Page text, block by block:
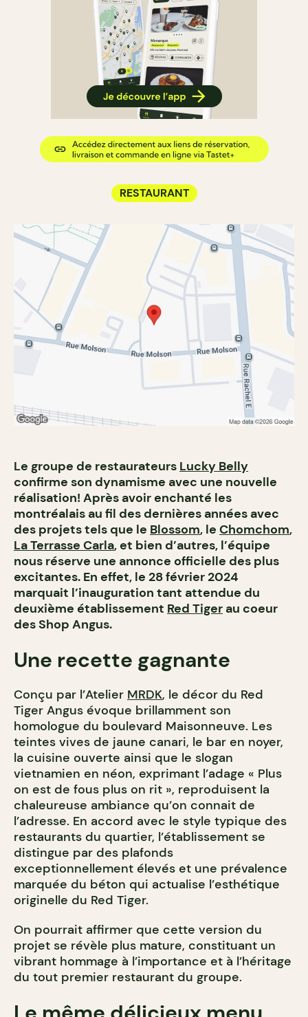
RESTAURANT
Le groupe de restaurateurs Lucky Belly
confirme son dynamisme avec une nouvelle
réalisation! Après avoir enchanté les
montréalais au fil des dernières années avec
des projets tels que le Blossom, le Chomchom,
La Terrasse Carla, et bien d’autres, l’équipe
nous réserve une annonce officielle des plus
excitantes. En effet, le 28 février 2024
marquait l’inauguration tant attendue du
deuxième établissement Red Tiger au coeur
des Shop Angus.
Une recette gagnante
Conçu par l’Atelier MRDK, le décor du Red
Tiger Angus évoque brillamment son
homologue du boulevard Maisonneuve. Les
teintes vives de jaune canari, le bar en noyer,
la cuisine ouverte ainsi que le slogan
vietnamien en néon, exprimant l’adage « Plus
on est de fous plus on rit », reproduisent la
chaleureuse ambiance qu’on connait de
l’adresse. En accord avec le style typique des
restaurants du quartier, l’établissement se
distingue par des plafonds
exceptionnellement élevés et une prévalence
marquée du béton qui actualise l’esthétique
originelle du Red Tiger.
On pourrait affirmer que cette version du
projet se révèle plus mature, constituant un
vibrant hommage à l’importance et à l’héritage
du tout premier restaurant du groupe.